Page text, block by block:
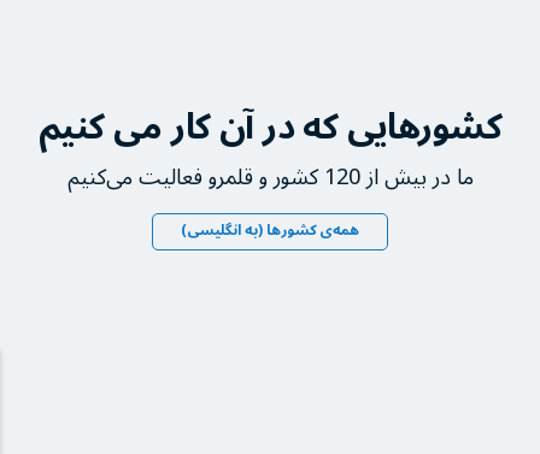
کشورهایی که در آن کار می کنیم
ما در بیش از 120 کشور و قلمرو فعالیت می‌کنیم
همه‌ی کشورها (به انگلیسی)